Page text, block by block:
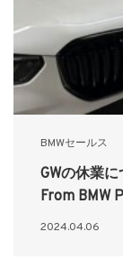
BMWセールス
GWの休業
From BMW
2024.04.06